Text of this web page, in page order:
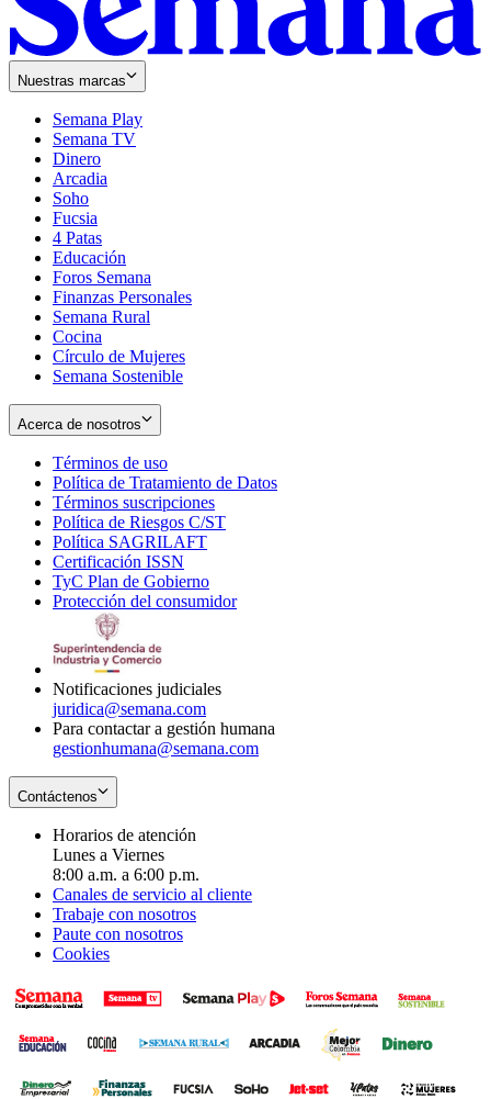
Nuestras marcas
Semana Play
Semana TV
Dinero
Arcadia
Soho
in
new
window
Fucsia
in
new
window
4 Patas
Educación
Foros Semana
Finanzas Personales
Semana Rural
Cocina
Círculo de Mujeres
Semana Sostenible
Acerca de nosotros
Términos de uso
in
new
window
Política de Tratamiento de Datos
Términos suscripciones
in
Política de Riesgos C/ST
Política SAGRILAFT
new
window
Certificación ISSN
in
new
TyC Plan de Gobierno
in
Protección del consumidorOpens
Notificaciones judiciales
juridica@semana.com
Para contactar a gestión humana
gestionhumana@semana.com
Contáctenos
Horarios de atención
Lunes a Viernes
8:00 a.m. a 6:00 p.m.
Canales de servicio al cliente
Trabaje con nosotros
Paute con nosotros
Cookies